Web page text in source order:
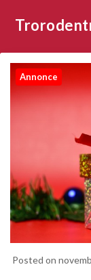
Annonce
Posted on